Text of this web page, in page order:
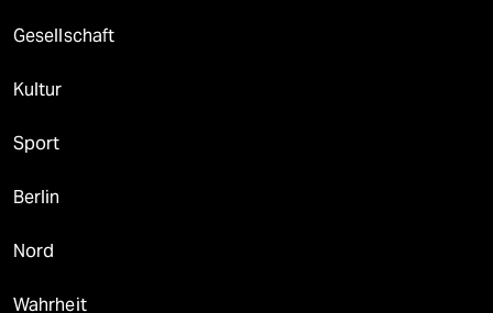
Gesellschaft
Kultur
Sport
Berlin
Nord
Wahrheit